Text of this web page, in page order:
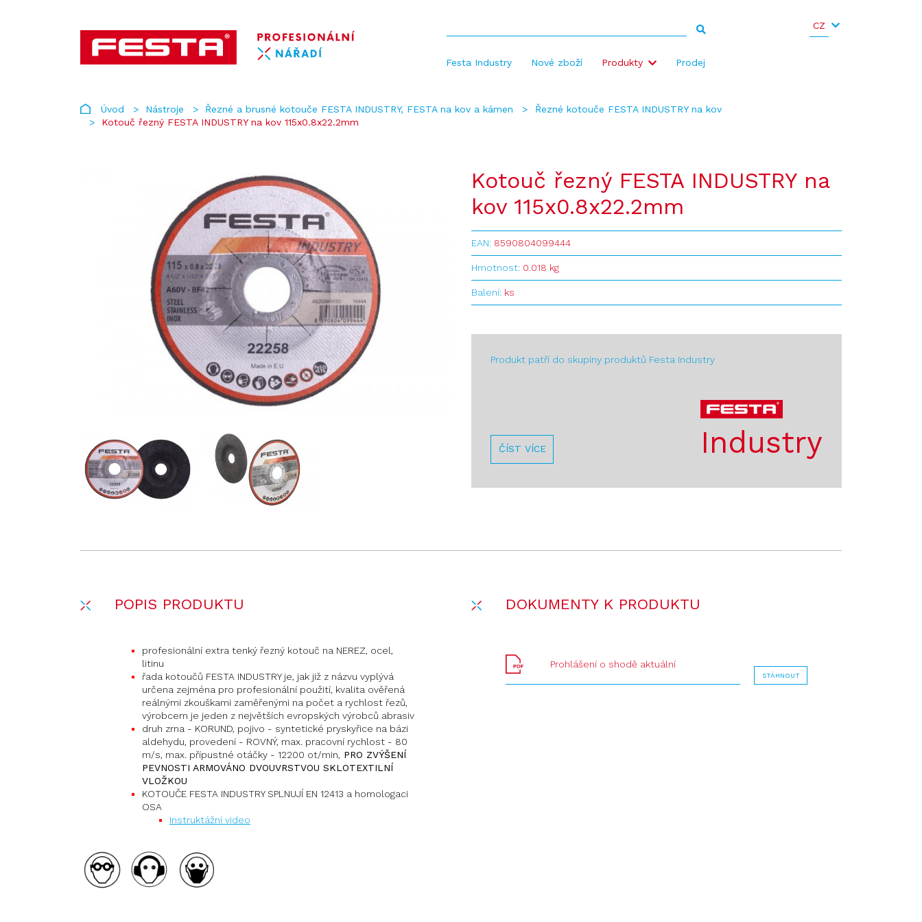
Festa Industry Nové zboží Produkty Prodej
CZ
Úvod Nástroje Řezné a brusné kotouče FESTA INDUSTRY, FESTA na kov a kámen
Řezné kotouče FESTA INDUSTRY na kov
Kotouč řezný FESTA INDUSTRY na kov 115x0.8x22.2mm
Kotouč řezný FESTA INDUSTRY na
kov 115x0.8x22.2mm
EAN: 8590804099444
Hmotnost: 0.018 kg
Balení: ks
Produkt patří do skupiny produktů Festa Industry
ČÍST VÍCE Industry
POPIS PRODUKTU
profesionální extra tenký řezný kotouč na NEREZ, ocel,
litinu
řada kotoučů FESTA INDUSTRY je, jak již z názvu vyplývá
určena zejména pro profesionální použití, kvalita ověřená
reálnými zkouškami zaměřenými na počet a rychlost řezů,
výrobcem je jeden z největších evropských výrobců abrasiv
druh zrna - KORUND, pojivo - syntetické pryskyřice na bázi
aldehydu, provedení - ROVNÝ, max. pracovní rychlost - 80
m/s, max. přípustné otáčky - 12200 ot/min, PRO ZVÝŠENÍ
PEVNOSTI ARMOVÁNO DVOUVRSTVOU SKLOTEXTILNÍ
VLOŽKOU
KOTOUČE FESTA INDUSTRY SPLNUJÍ EN 12413 a homologaci
OSA
Instruktážní video
DOKUMENTY K PRODUKTU
Prohlášení o shodě aktuální
STÁHNOUT